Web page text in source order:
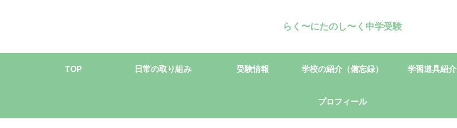
らく〜にたのし〜く中学受験
TOP 日常の取り組み 受験情報 学校の紹介（備忘録） 学習道具紹介
プロフィール